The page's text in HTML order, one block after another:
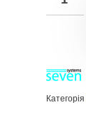
Категорія